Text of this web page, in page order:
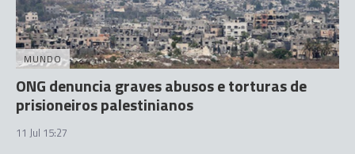
MUNDO
ONG denuncia graves abusos e torturas de
prisioneiros palestinianos
11 Jul 15:27